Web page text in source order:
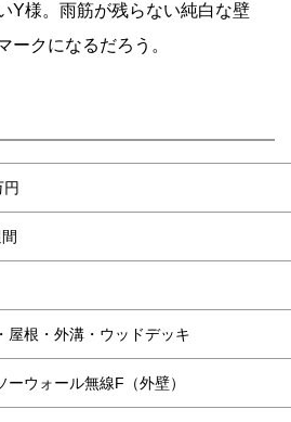
Y様。雨筋が残らない純白な壁
ークになるだろう。
屋根・外溝・ウッドデッキ
ーウォール無線F（外壁）